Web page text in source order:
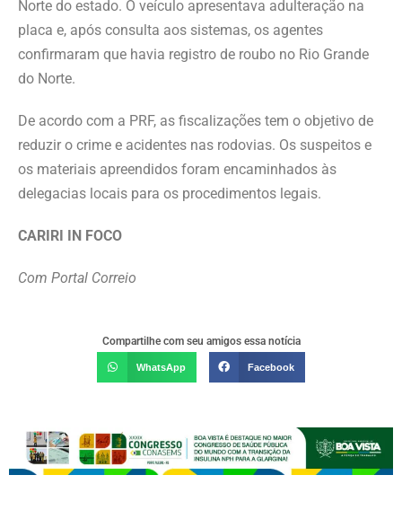
Norte do estado. O veículo apresentava adulteração na
placa e, após consulta aos sistemas, os agentes
confirmaram que havia registro de roubo no Rio Grande
do Norte.
De acordo com a PRF, as fiscalizações tem o objetivo de
reduzir o crime e acidentes nas rodovias. Os suspeitos e
os materiais apreendidos foram encaminhados às
delegacias locais para os procedimentos legais.
CARIRI IN FOCO
Com Portal Correio
Compartilhe com seu amigos essa notícia
WhatsApp Facebook